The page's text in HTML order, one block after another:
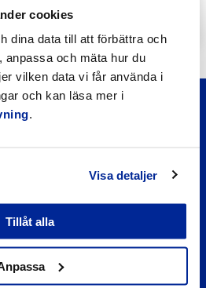
cookies
dina data till att förbättra och
anpassa och mäta hur du
vilken data vi får använda i
och kan läsa mer i
.
Visa detaljer
Tillåt alla